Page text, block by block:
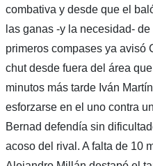
combativa y desde que el
las ganas -y la necesidad-
primeros compases ya avisó
chut desde fuera del área
minutos más tarde Iván
esforzarse en el uno contra
Bernad defendía sin
acoso del rival. A falta de 10